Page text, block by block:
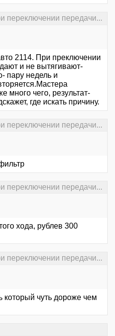
переключении передачи...
2114. При преключении
и не вытягивают-
пару недель и
много чего, результат-
где искать причину.
переключении передачи...
переключении передачи...
хода, рублев 300
переключении передачи...
который чуть дороже чем